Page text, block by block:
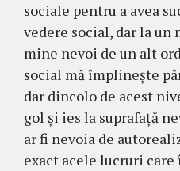
sociale pentru a avea
vedere social, dar la un
mine nevoi de un alt
social mă împlineşte
dar dincolo de acest
gol și ies la suprafață
ar fi nevoia de
exact acele lucruri